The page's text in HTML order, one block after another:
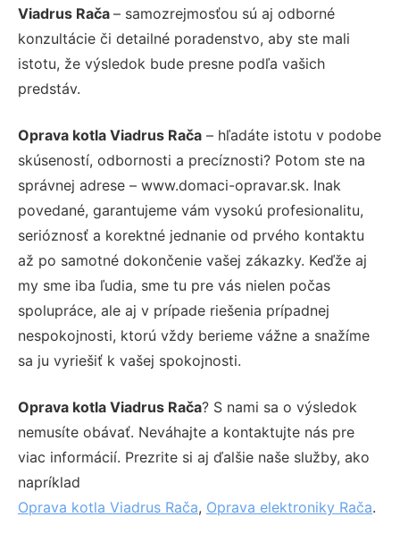
Viadrus Rača – samozrejmosťou sú aj odborné
konzultácie či detailné poradenstvo, aby ste mali
istotu, že výsledok bude presne podľa vašich
predstáv.
Oprava kotla Viadrus Rača – hľadáte istotu v podobe
skúseností, odbornosti a precíznosti? Potom ste na
správnej adrese – www.domaci-opravar.sk. Inak
povedané, garantujeme vám vysokú profesionalitu,
serióznosť a korektné jednanie od prvého kontaktu
až po samotné dokončenie vašej zákazky. Keďže aj
my sme iba ľudia, sme tu pre vás nielen počas
spolupráce, ale aj v prípade riešenia prípadnej
nespokojnosti, ktorú vždy berieme vážne a snažíme
sa ju vyriešiť k vašej spokojnosti.
Oprava kotla Viadrus Rača? S nami sa o výsledok
nemusíte obávať. Neváhajte a kontaktujte nás pre
viac informácií. Prezrite si aj ďalšie naše služby, ako
napríklad
Oprava kotla Viadrus Rača, Oprava elektroniky Rača.